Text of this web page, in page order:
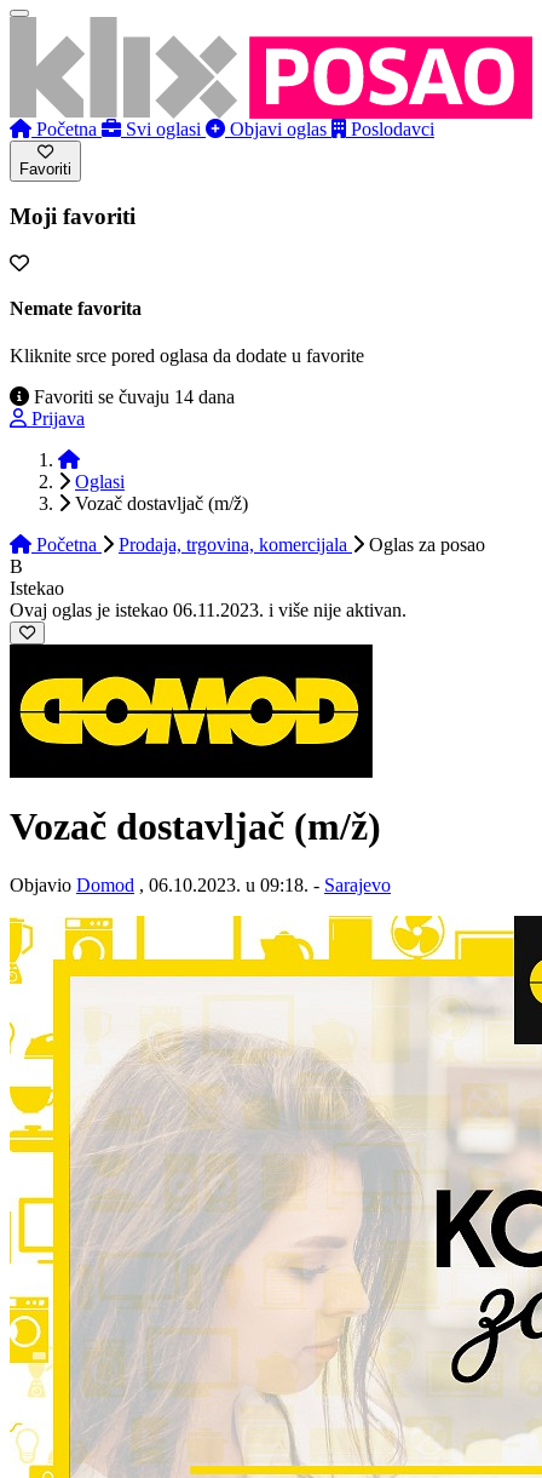
Početna Svi oglasi Objavi oglas Poslodavci
Favoriti
Moji favoriti
Nemate favorita
Kliknite srce pored oglasa da dodate u favorite
Favoriti se čuvaju 14 dana
Prijava
Početna
Oglasi
Vozač dostavljač (m/ž)
Početna
Prodaja, trgovina, komercijala Oglas za posao
B
Istekao
Ovaj oglas je istekao 06.11.2023. i više nije aktivan.
Vozač dostavljač (m/ž)
Objavio Domod , 06.10.2023. u 09:18. - Sarajevo